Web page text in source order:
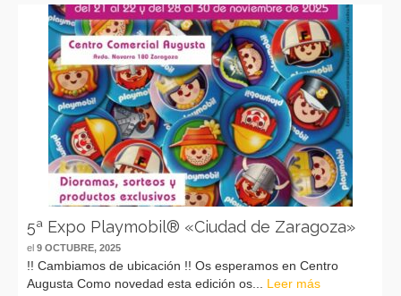
5ª Expo Playmobil® «Ciudad de Zaragoza»
el 9 OCTUBRE, 2025
!! Cambiamos de ubicación !! Os esperamos en Centro
Augusta Como novedad esta edición os... Leer más